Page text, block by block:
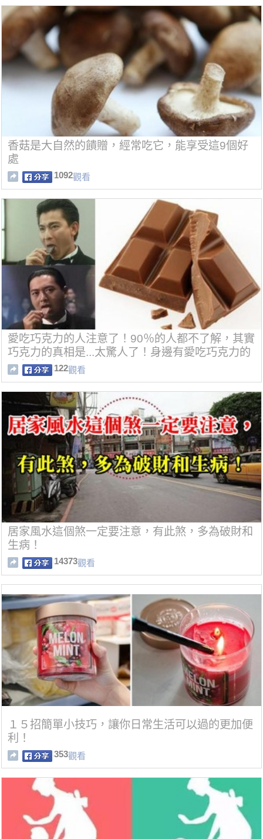
香菇是大自然的饋贈，經常吃它，能享受這9個好
處
1092觀看
愛吃巧克力的人注意了！90％的人都不了解，其實
巧克力的真相是...太驚人了！身邊有愛吃巧克力的
朋友快通知他...
122觀看
居家風水這個煞一定要注意，有此煞，多為破財和
生病！
14373觀看
１５招簡單小技巧，讓你日常生活可以過的更加便
利！
353觀看